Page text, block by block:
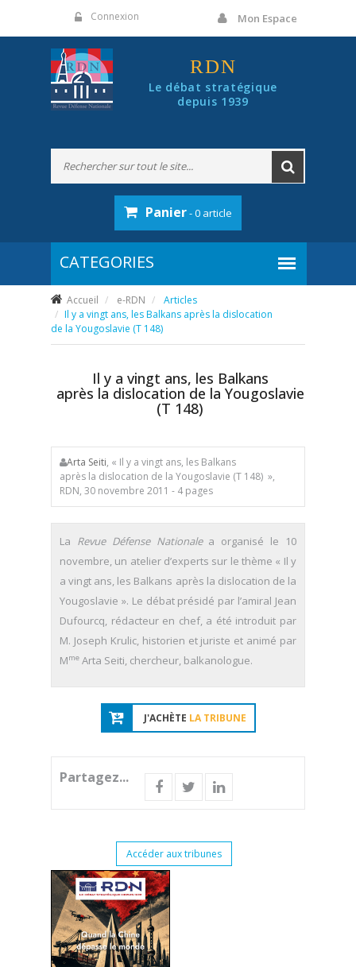
Connexion Mon Espace
RDN
Le débat stratégique
depuis 1939
Panier- 0 article
Accueil e-RDN
Articles
Il y a vingt ans, les Balkans après la dislocation
de la Yougoslavie (T 148)
Il y a vingt ans, les Balkans
après la dislocation de la Yougoslavie
(T 148)
Arta Seiti, « Il y a vingt ans, les Balkans
après la dislocation de la Yougoslavie (T 148) »,
RDN, 30 novembre 2011 - 4 pages
La Revue Défense Nationalea organisé le 10
novembre, un atelier d’experts sur le thème « Il y
a vingt ans, les Balkans après la dislocation de la
Yougoslavie ». Le débat présidé par l’amiral Jean
Dufourcq, rédacteur en chef, a été introduit par
M. Joseph Krulic, historien et juriste et animé par
Mme Arta Seiti, chercheur, balkanologue.
J'ACHÈTE LA TRIBUNE
Partagez...
Accéder aux tribunes